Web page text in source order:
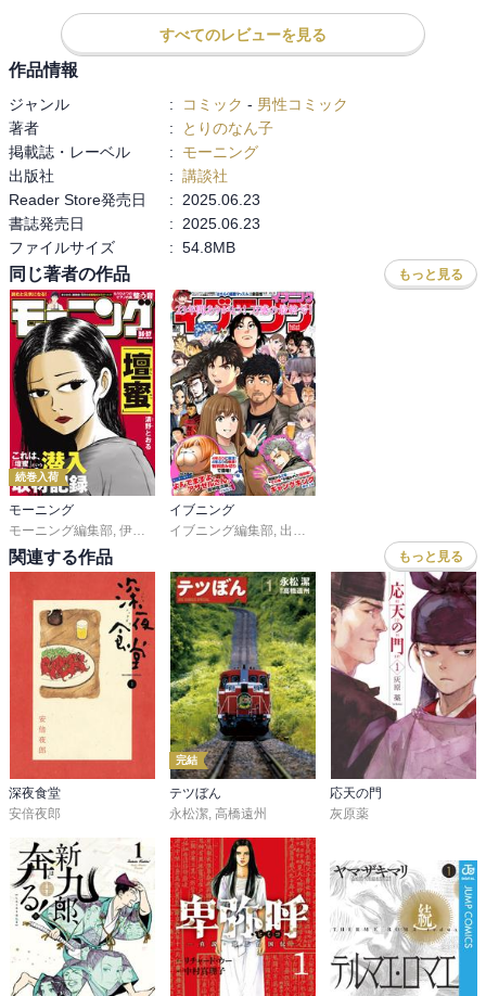
おたよりコーナー　失敗…じゃないもんっ！編
あとがき
「とりぱん(1)」とりのなん子著、講談社、2006.03.23
「とりぱん(6)」とりのなん子著、講談社、2008.11.21
「とりぱん(11)」とりのなん子著、講談社、2011.06.23
「とりぱん(16)」とりのなん子著、講談社、2014.05.23
「とりぱん(21)」とりのなん子著、講談社、2017.05.23
「とりぱん(26)」とりのなん子著、講談社、2020.03.23
「とりぱん(31)」とりのなん子著、講談社、2023.04.21
「とりぱん(32)」とりのなん子著、講談社、2023.11.22
「とりぱん(33)」とりのなん子著、講談社、2024.07.23
「とりぱん大図鑑」とりのなん子著、講談社、2011.06.23
「野鳥ガイドブック」志村英雄・山形則男・柚木修著、永岡書店、
1990.04.05
「ひと目で見分ける287種 野鳥ポケット図鑑」久保田修著、新潮文
庫、2010.04.01
（JPROより）
公園でキジに出会った。バイパス脇で養蜂箱を見つけた。ネコたち
に白毛が生えた。目の前にオオスズメバチが現れた。鳥のおしりが
かわいかった。
生きもの満載！ 日常感満載！ おなじみ自然派エッセイ漫画、’24年
春～’24秋編を収録！
すべてのレビューを見る
作品情報
ジャンル : コミック - 男性コミック
著者
:
とりのなん子
掲載誌・レーベル
:
モーニング
出版社
: 講談社
Reader Store発売日
:
2025.06.23
書誌発売日
:
2025.06.23
ファイルサイズ
: 54.8MB
同じ著者の作品 もっと見る
続巻入荷
モーニング
モーニング編集部, 伊咲智太 ,オオイシヒロト,森高夕次
イブニング
イブニング編集部, 出端祐大
関連する作品 もっと見る
深夜食堂
安倍夜郎
完結
テツぼん
永松潔 高橋遠州
応天の門
灰原薬